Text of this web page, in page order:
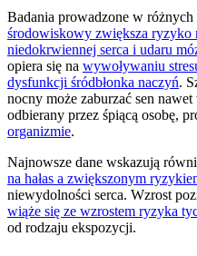
Badania prowadzone w
środowiskowy zwiększa ryzyko
niedokrwiennej serca i udaru
opiera się na wywoływaniu
dysfunkcji śródbłonka naczyń.
nocny może zaburzać sen
odbierany przez śpiącą osobę,
organizmie.
Najnowsze dane wskazują
na hałas a zwiększonym
niewydolności serca. Wzrost
wiąże się ze wzrostem ryzyka
od rodzaju ekspozycji.